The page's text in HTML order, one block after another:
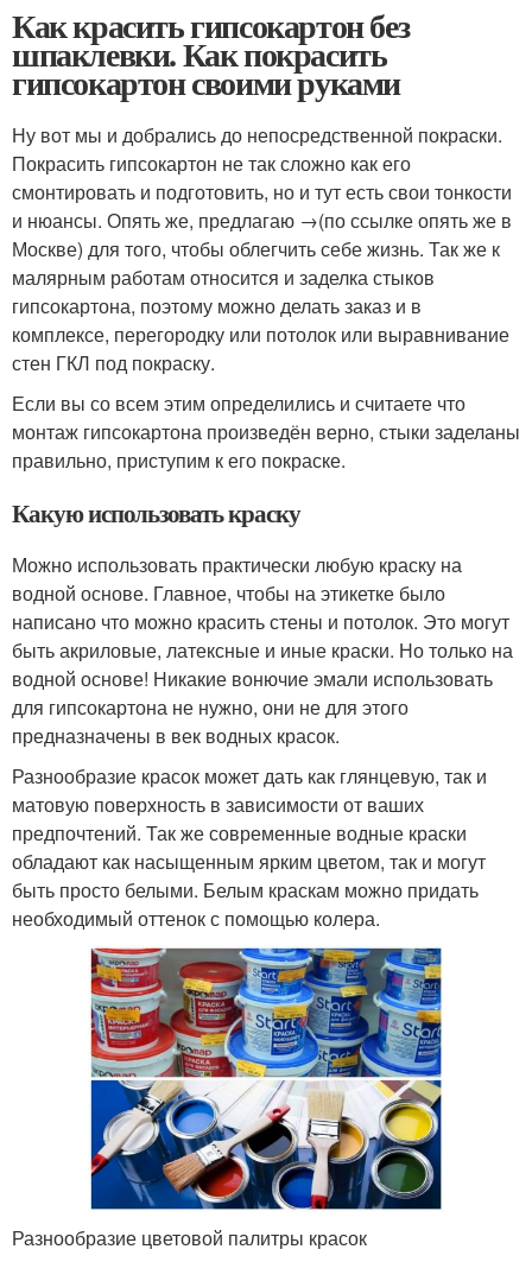
Как красить гипсокартон без
шпаклевки. Как покрасить
гипсокартон своими руками
Ну вот мы и добрались до непосредственной покраски.
Покрасить гипсокартон не так сложно как его
смонтировать и подготовить, но и тут есть свои тонкости
и нюансы. Опять же, предлагаю →(по ссылке опять же в
Москве) для того, чтобы облегчить себе жизнь. Так же к
малярным работам относится и заделка стыков
гипсокартона, поэтому можно делать заказ и в
комплексе, перегородку или потолок или выравнивание
стен ГКЛ под покраску.
Если вы со всем этим определились и считаете что
монтаж гипсокартона произведён верно, стыки заделаны
правильно, приступим к его покраске.
Какую использовать краску
Можно использовать практически любую краску на
водной основе. Главное, чтобы на этикетке было
написано что можно красить стены и потолок. Это могут
быть акриловые, латексные и иные краски. Но только на
водной основе! Никакие вонючие эмали использовать
для гипсокартона не нужно, они не для этого
предназначены в век водных красок.
Разнообразие красок может дать как глянцевую, так и
матовую поверхность в зависимости от ваших
предпочтений. Так же современные водные краски
обладают как насыщенным ярким цветом, так и могут
быть просто белыми. Белым краскам можно придать
необходимый оттенок с помощью колера.
Разнообразие цветовой палитры красок